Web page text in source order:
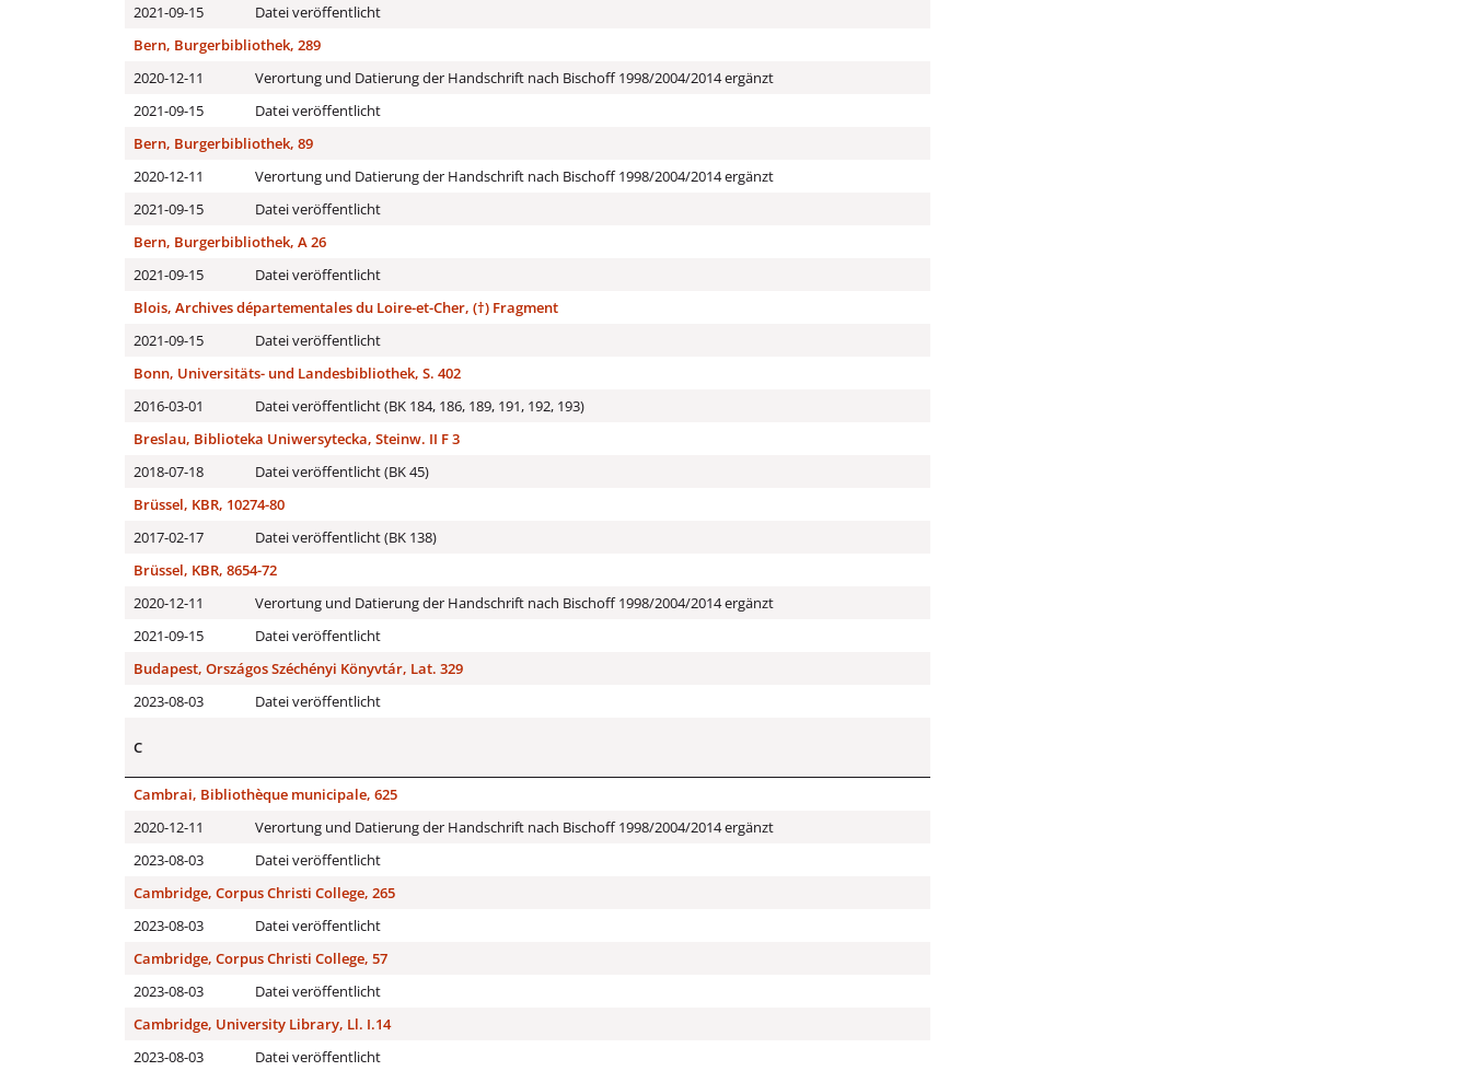
2021-09-15
Datei veröffentlicht
Bern, Burgerbibliothek, 289
2020-12-11
Verortung und Datierung der Handschrift nach Bischoff 1998/2004/2014 ergänzt
2021-09-15
Datei veröffentlicht
Bern, Burgerbibliothek, 89
2020-12-11
Verortung und Datierung der Handschrift nach Bischoff 1998/2004/2014 ergänzt
2021-09-15
Datei veröffentlicht
Bern, Burgerbibliothek, A 26
2021-09-15
Datei veröffentlicht
Blois, Archives départementales du Loire-et-Cher, (†) Fragment
2021-09-15
Datei veröffentlicht
Bonn, Universitäts- und Landesbibliothek, S. 402
2016-03-01
Datei veröffentlicht (BK 184, 186, 189, 191, 192, 193)
Breslau, Biblioteka Uniwersytecka, Steinw. II F 3
2018-07-18
Datei veröffentlicht (BK 45)
Brüssel, KBR, 10274-80
2017-02-17
Datei veröffentlicht (BK 138)
Brüssel, KBR, 8654-72
2020-12-11
Verortung und Datierung der Handschrift nach Bischoff 1998/2004/2014 ergänzt
2021-09-15
Datei veröffentlicht
Budapest, Országos Széchényi Könyvtár, Lat. 329
2023-08-03
Datei veröffentlicht
C
Cambrai, Bibliothèque municipale, 625
2020-12-11
Verortung und Datierung der Handschrift nach Bischoff 1998/2004/2014 ergänzt
2023-08-03
Datei veröffentlicht
Cambridge, Corpus Christi College, 265
2023-08-03
Datei veröffentlicht
Cambridge, Corpus Christi College, 57
2023-08-03
Datei veröffentlicht
Cambridge, University Library, Ll. I.14
2023-08-03
Datei veröffentlicht